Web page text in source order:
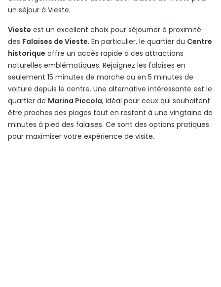
un séjour à Vieste.
Vieste est un excellent choix pour séjourner à proximité
des Falaises de Vieste. En particulier, le quartier du Centre
historique offre un accès rapide à ces attractions
naturelles emblématiques. Rejoignez les falaises en
seulement 15 minutes de marche ou en 5 minutes de
voiture depuis le centre. Une alternative intéressante est le
quartier de Marina Piccola, idéal pour ceux qui souhaitent
être proches des plages tout en restant à une vingtaine de
minutes à pied des falaises. Ce sont des options pratiques
pour maximiser votre expérience de visite.